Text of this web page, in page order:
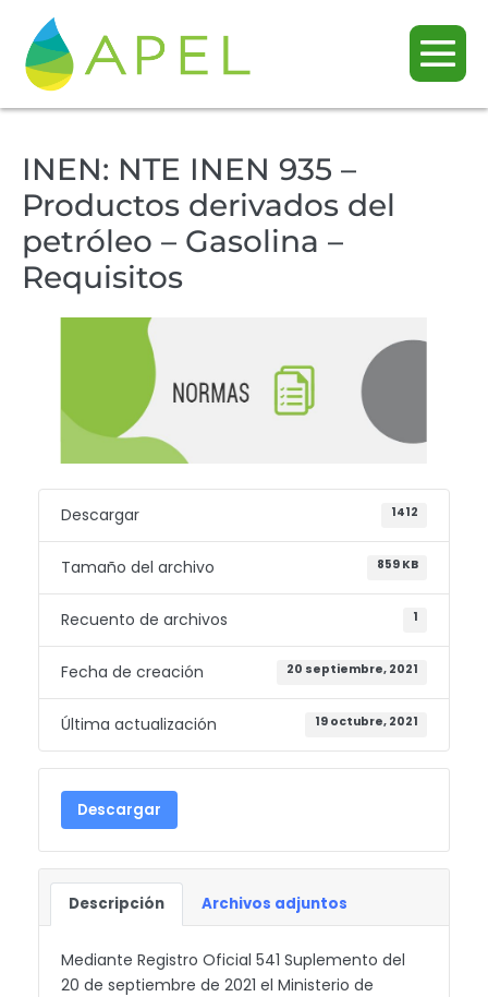
INEN: NTE INEN 935 –
Productos derivados del
petróleo – Gasolina –
Requisitos
Descargar 1412
Tamaño del archivo 859 KB
Recuento de archivos 1
Fecha de creación 20 septiembre, 2021
Última actualización 19 octubre, 2021
Descargar
Descripción Archivos adjuntos
Mediante Registro Oficial 541 Suplemento del
20 de septiembre de 2021 el Ministerio de